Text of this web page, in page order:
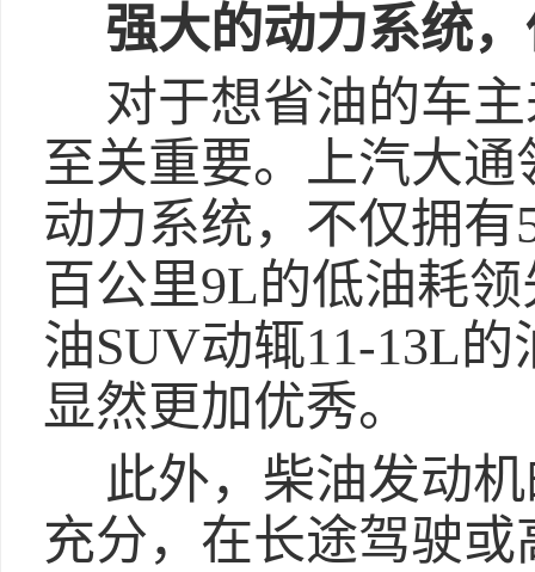
强大的动力系统
对于想省油的车
至关重要。上汽大
动力系统，不仅拥有
百公里9L的低油耗
油SUV动辄11-13L
显然更加优秀。
此外，柴油发动
充分，在长途驾驶